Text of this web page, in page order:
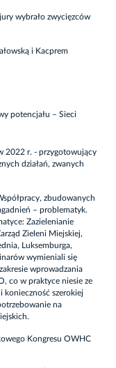
wybrało zwycięzców
i Kacprem
potencjału – Sieci
2022 r. - przygotowujący
działań, zwanych
zbudowanych
– problematyk.
Zazielenianie
Zieleni Miejskiej,
Luksemburga,
wymieniali się
wprowadzania
co w praktyce niesie ze
konieczność szerokiej
na
Kongresu OWHC